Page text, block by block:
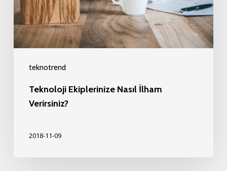
teknotrend
Teknoloji Ekiplerinize Nasıl İlham
Verirsiniz?
2018-11-09